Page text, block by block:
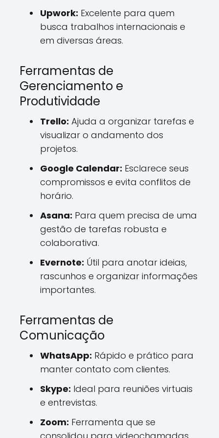
Upwork: Excelente para quem
busca trabalhos internacionais e
em diversas áreas.
Ferramentas de
Gerenciamento e
Produtividade
Trello: Ajuda a organizar tarefas e
visualizar o andamento dos
projetos.
Google Calendar: Esclarece seus
compromissos e evita conflitos de
horário.
Asana: Para quem precisa de uma
gestão de tarefas robusta e
colaborativa.
Evernote: Útil para anotar ideias,
rascunhos e organizar informações
importantes.
Ferramentas de
Comunicação
WhatsApp: Rápido e prático para
manter contato com clientes.
Skype: Ideal para reuniões virtuais
e entrevistas.
Zoom: Ferramenta que se